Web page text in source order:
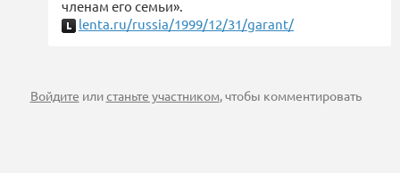
членам его семьи».
lenta.ru/russia/1999/12/31/garant/
Войдите илистаньте участником, чтобы комментировать